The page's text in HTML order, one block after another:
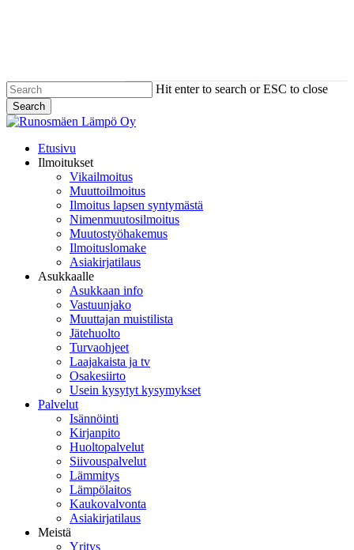
Hit enter to search or ESC to close
Search
Close
Menu
Etusivu
Ilmoitukset
Vikailmoitus
Muuttoilmoitus
Ilmoitus lapsen syntymästä
Nimenmuutosilmoitus
Muutostyöhakemus
Ilmoituslomake
Asiakirjatilaus
Asukkaalle
Asukkaan info
Vastuunjako
Muuttajan muistilista
Jätehuolto
Turvaohjeet
Laajakaista ja tv
Osakesiirto
Usein kysytyt kysymykset
Palvelut
Isännöinti
Kirjanpito
Huoltopalvelut
Siivouspalvelut
Lämmitys
Lämpölaitos
Kaukovalvonta
Asiakirjatilaus
Meistä
Yritys